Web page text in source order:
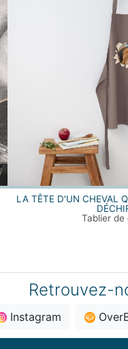
LA TÊTE D'UN CHEVAL
Tablier de
Retrouvez-
Instagram